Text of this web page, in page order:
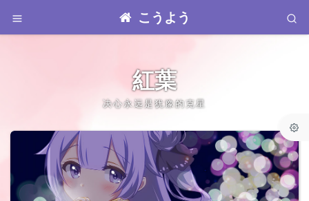
こうよう
紅葉
决心永远是犹豫的克星